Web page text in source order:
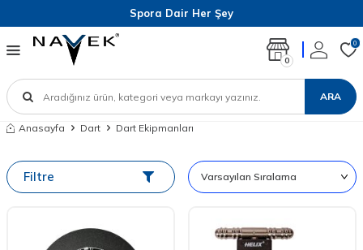
Spora Dair Her Şey
ARA
0
0
Anasayfa Dart Dart Ekipmanları
Filtre